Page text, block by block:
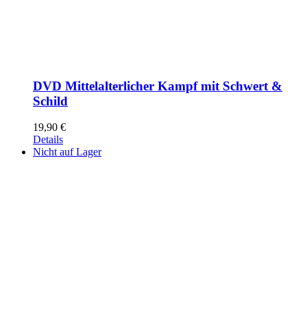
DVD Mittelalterlicher Kampf mit Schwert &
Schild
19,90 €
Details
Nicht auf Lager